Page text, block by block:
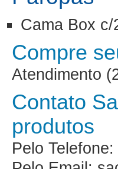
Cama Box
Compre
Atendimento
Contato
produtos
Pelo